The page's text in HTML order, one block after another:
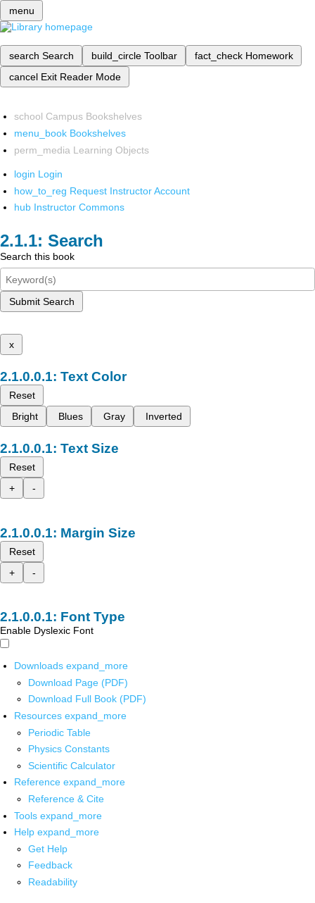
menu
search Search build_circle Toolbar fact_check Homework
cancel Exit Reader Mode
school Campus Bookshelves
menu_book Bookshelves
perm_media Learning Objects
login Login
how_to_reg Request Instructor Account
hub Instructor Commons
Search
Search this book
Submit Search
x
Text Color
Reset
Bright
Blues Gray Inverted
Text Size
Reset
+
-
Margin Size
Reset
+
-
Font Type
Enable Dyslexic Font
Downloads expand_more
Download Page (PDF)
Download Full Book (PDF)
Resources expand_more
Periodic Table
Physics Constants
Scientific Calculator
Reference expand_more
Reference & Cite
Tools expand_more
Help expand_more
Get Help
Feedback
Readability